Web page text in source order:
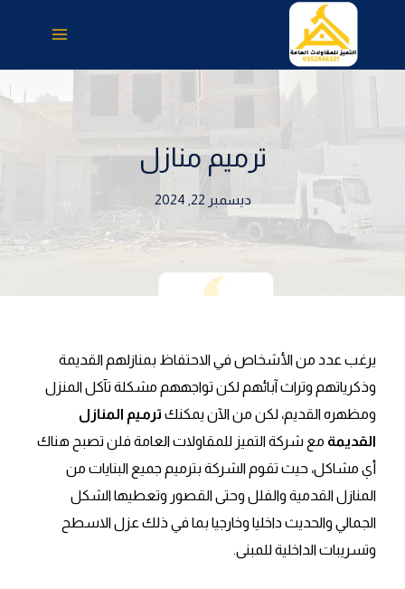
المحتوى
ترميم منازل
ديسمبر 22, 2024
يرغب عدد من الأشخاص في الاحتفاظ بمنازلهم القديمة
وذكرياتهم وتراث آبائهم لكن تواجههم مشكلة تآكل المنزل
ومظهره القديم، لكن من الآن يمكنك ترميم المنازل
القديمة مع شركة التميز للمقاولات العامة فلن تصبح هناك
أي مشاكل، حيث تقوم الشركة بترميم جميع البنايات من
المنازل القدمية والفلل وحتى القصور وتعطيها الشكل
الجمالي والحديث داخليا وخارجيا بما في ذلك عزل الاسطح
وتسريبات الداخلية للمبنى.